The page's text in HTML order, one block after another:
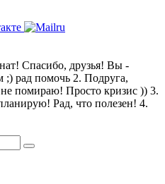
Спасибо, друзья! Вы -
;) рад помочь 2. Подруга,
помираю! Просто кризис )) 3.
Рад, что полезен! 4.